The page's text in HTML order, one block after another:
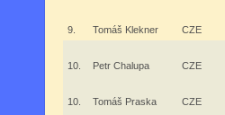
9. Tomáš Klekner CZE
10. Petr Chalupa CZE
10. Tomáš Praska CZE